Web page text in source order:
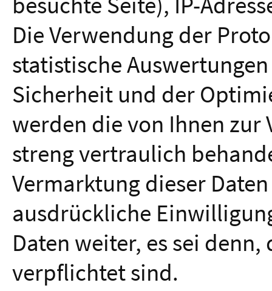
Die Verwendung der
statistische
Sicherheit und der
werden die von Ihnen zur
streng vertraulich
Vermarktung dieser
ausdrückliche
Daten weiter, es sei
verpflichtet sind.